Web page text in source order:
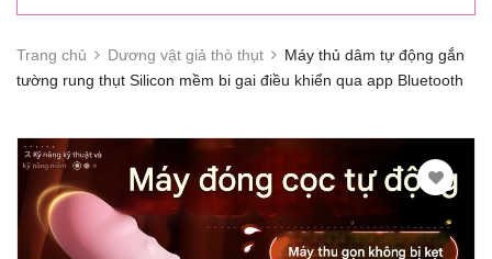
Trang chủ Dương vật giả thò thụt
Máy thủ dâm tự động gắn
tường rung thụt Silicon mềm bi gai điều khiển qua app Bluetooth